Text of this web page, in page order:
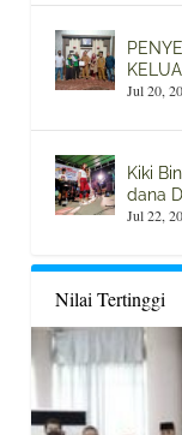
Jul 20,
Kiki
dana
Jul 22,
Nilai Tertinggi